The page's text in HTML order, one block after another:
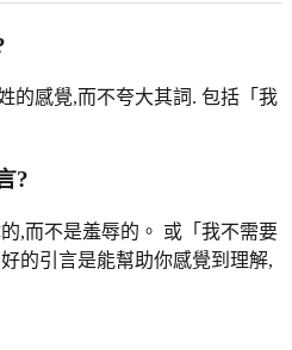
的感覺,而不夸大其詞. 包括「我
?
,而不是羞辱的。 或「我不需要
的引言是能幫助你感覺到理解,